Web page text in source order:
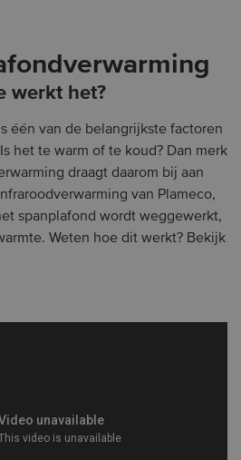
werkt het?
één van de belangrijkste factoren
het te warm of te koud? Dan merk
draagt daarom bij aan
van Plameco,
spanplafond wordt weggewerkt,
Weten hoe dit werkt? Bekijk